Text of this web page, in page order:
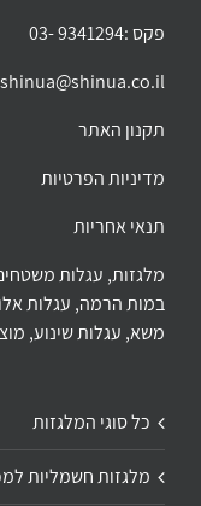
פקס :9341294 -03
תקנון האתר
מדיניות הפרטיות
תנאי אחריות
מלגזות, עגלות
במות הרמה, עגלות
משא, עגלות שינוע,
כל סוגי המלגזות
מלגזות חשמליות